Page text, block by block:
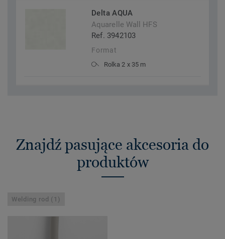
Delta AQUA
Aquarelle Wall HFS
Ref. 3942103
Format
Rolka 2 x 35 m
Znajdź pasujące akcesoria do
produktów
Welding rod (1)